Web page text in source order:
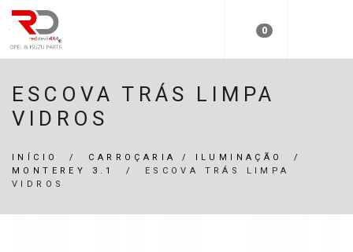
0
ESCOVA TRÁS LIMPA
VIDROS
INÍCIO / CARROÇARIA / ILUMINAÇÃO
/
MONTEREY 3.1
/ ESCOVA TRÁS LIMPA
VIDROS